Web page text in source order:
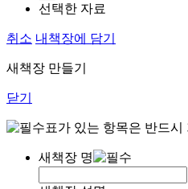
선택한 자료
취소 내책장에 담기
새책장 만들기
닫기
표가 있는 항목은 반드
새책장 명